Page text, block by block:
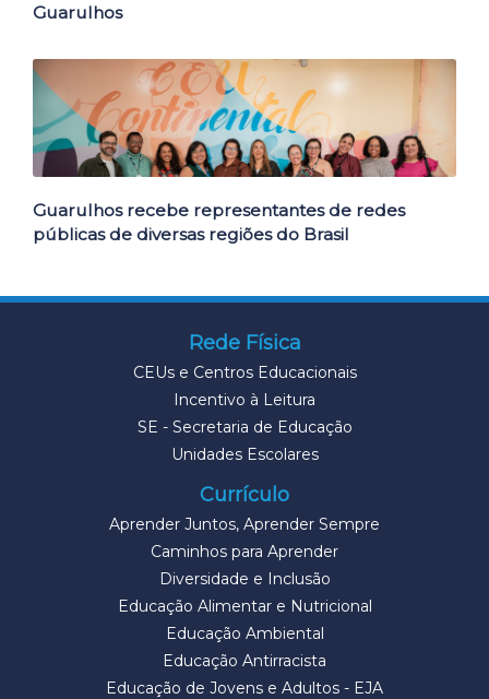
Guarulhos
Guarulhos recebe representantes de redes
públicas de diversas regiões do Brasil
Rede Física
CEUs e Centros Educacionais
Incentivo à Leitura
SE - Secretaria de Educação
Unidades Escolares
Currículo
Aprender Juntos, Aprender Sempre
Caminhos para Aprender
Diversidade e Inclusão
Educação Alimentar e Nutricional
Educação Ambiental
Educação Antirracista
Educação de Jovens e Adultos - EJA